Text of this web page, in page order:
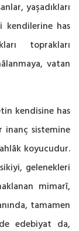
yaşadıkları
kendilerine has
toprakları
vatan
kendisine has
inanç sistemine
koyucudur.
gelenekleri
mimarî,
tamamen
edebiyat da,